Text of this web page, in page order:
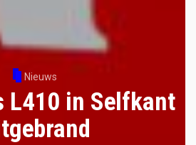
Nieuws
L410 in Selfkant